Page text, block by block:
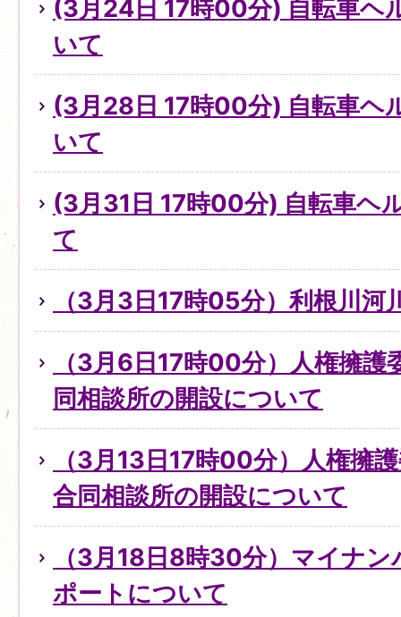
(3月24日 17時00分) 自転車ヘ
いて
(3月28日 17時00分) 自転車ヘ
いて
(3月31日 17時00分) 自転車ヘ
て
（3月3日17時05分）利根川
（3月6日17時00分）人権擁護
同相談所の開設について
（3月13日17時00分）人権擁
合同相談所の開設について
（3月18日8時30分）マイナ
ポートについて